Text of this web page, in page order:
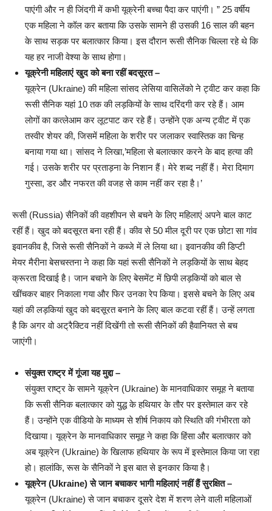
पाएंगी और न ही जिंदगी में कभी यूक्रेनी बच्चा पैदा कर पाएंगी। ” 25 वर्षीय
एक महिला ने कॉल कर बताया कि उसके सामने ही उसकी 16 साल की बहन
के साथ सड़क पर बलात्कार किया। इस दौरान रूसी सैनिक चिल्ला रहे थे कि
यह हर नाजी वेश्या के साथ होगा।
यूक्रेनी महिलाएं खुद को बना रहीं बदसूरत –
यूक्रेन (Ukraine) की महिला सांसद लेसिया वासिलेंको ने ट्वीट कर कहा कि
रूसी सैनिक यहां 10 तक की लड़कियों के साथ दरिंदगी कर रहे हैं। आम
लोगों का कत्लेआम कर लूटपाट कर रहे हैं। उन्होंने एक अन्य ट्वीट में एक
तस्वीर शेयर की, जिसमें महिला के शरीर पर जलाकर स्वास्तिक का चिन्ह
बनाया गया था। सांसद ने लिखा,’महिला से बलात्कार करने के बाद हत्या की
गई। उसके शरीर पर प्रताड़ना के निशान हैं। मेरे शब्द नहीं हैं। मेरा दिमाग
गुस्सा, डर और नफरत की वजह से काम नहीं कर रहा है।’
रूसी (Russia) सैनिकों की वहशीपन से बचने के लिए महिलाएं अपने बाल काट
रहीं हैं। खुद को बदसूरत बना रही हैं। कीव से 50 मील दूरी पर एक छोटा सा गांव
इवानकीव है, जिसे रूसी सैनिकों ने कब्जे में ले लिया था। इवानकीव की डिप्टी
मेयर मैरीना बेसचस्तना ने कहा कि यहां रूसी सैनिकों ने लड़कियों के साथ बेहद
क्रूरता दिखाई है। जान बचाने के लिए बेसमेंट में छिपी लड़कियों को बाल से
खींचकर बाहर निकाला गया और फिर उनका रेप किया। इससे बचने के लिए अब
यहां की लड़कियां खुद को बदसूरत बनाने के लिए बाल कटवा रहीं हैं। उन्हें लगता
है कि अगर वो अट्रैक्टिव नहीं दिखेंगी तो रूसी सैनिकों की हैवानियत से बच
जाएंगी।
संयुक्त राष्ट्र में गूंजा यह मुद्दा –
संयुक्त राष्ट्र के सामने यूक्रेन (Ukraine) के मानवाधिकार समूह ने बताया
कि रूसी सैनिक बलात्कार को युद्ध के हथियार के तौर पर इस्तेमाल कर रहे
हैं। उन्होंने एक वीडियो के माध्यम से शीर्ष निकाय को स्थिति की गंभीरता को ​
दिखाया। यूक्रेन के मानवाधिकार समूह ने कहा कि हिंसा और बलात्कार को
अब यूक्रेन (Ukraine) के खिलाफ हथियार के रूप में इस्तेमाल किया जा रहा
हो। हालांकि, रूस के सैनिकों ने इस बात से इनकार किया है।
यूक्रेन (Ukraine) से जान बचाकर भागी महिलाएं नहीं हैं सुरक्षित –
यूक्रेन (Ukraine) से जान बचाकर दूसरे देश में शरण लेने वाली महिलाओं